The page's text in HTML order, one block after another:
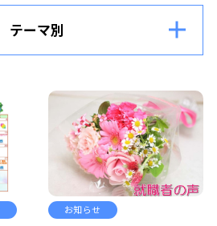
テーマ別
お知らせ